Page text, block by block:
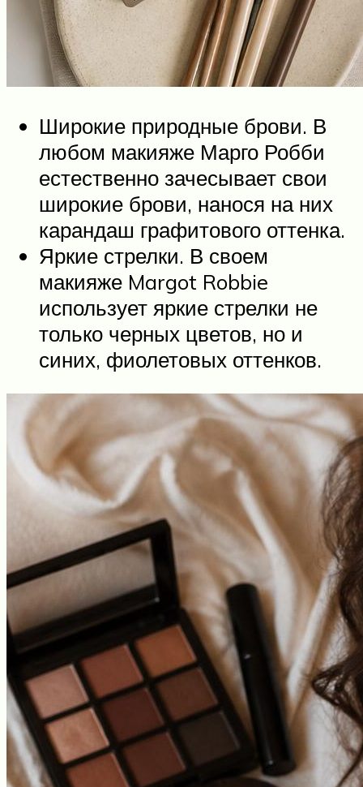
Широкие природные брови. В
любом макияже Марго Робби
естественно зачесывает свои
широкие брови, нанося на них
карандаш графитового оттенка.
Яркие стрелки. В своем
макияже Margot Robbie
использует яркие стрелки не
только черных цветов, но и
синих, фиолетовых оттенков.